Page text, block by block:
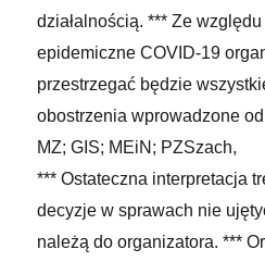
działalnością.*** Ze
epidemiczne COVID-19
przestrzegać będzie
obostrzenia wprowadzone
MZ; GIS; MEiN; PZSzach,
*** Ostateczna interpretacja
decyzje w sprawach nie
należą do organizatora.***